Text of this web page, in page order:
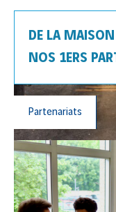
DE LA
NOS 1ERS
Partenariats